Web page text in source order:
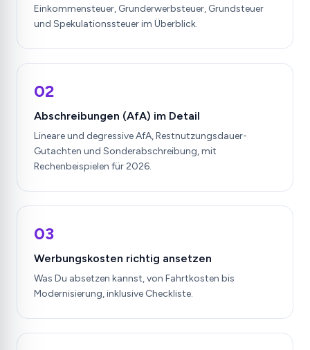
Einkommensteuer, Grunderwerbsteuer, Grundsteuer
und Spekulationssteuer im Überblick.
02
Abschreibungen (AfA) im Detail
Lineare und degressive AfA, Restnutzungsdauer-
Gutachten und Sonderabschreibung, mit
Rechenbeispielen für 2026.
03
Werbungskosten richtig ansetzen
Was Du absetzen kannst, von Fahrtkosten bis
Modernisierung, inklusive Checkliste.